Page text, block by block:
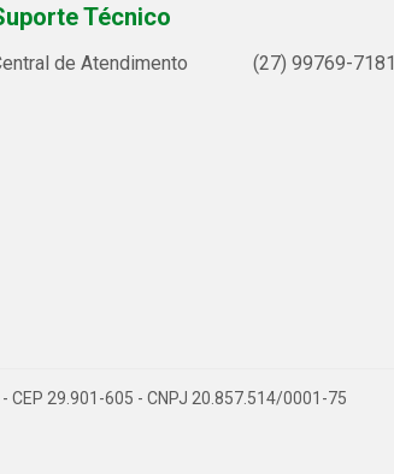
Técnico
de Atendimento (27) 99769-7181
CEP 29.901-605 - CNPJ 20.857.514/0001-75